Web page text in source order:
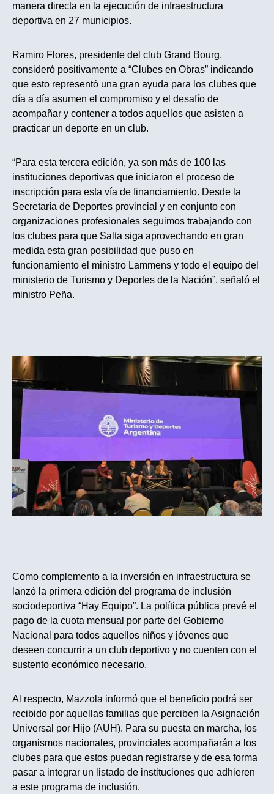
manera directa en la ejecución de infraestructura
deportiva en 27 municipios.
Ramiro Flores, presidente del club Grand Bourg,
consideró positivamente a “Clubes en Obras” indicando
que esto representó una gran ayuda para los clubes que
día a día asumen el compromiso y el desafío de
acompañar y contener a todos aquellos que asisten a
practicar un deporte en un club.
“Para esta tercera edición, ya son más de 100 las
instituciones deportivas que iniciaron el proceso de
inscripción para esta vía de financiamiento. Desde la
Secretaría de Deportes provincial y en conjunto con
organizaciones profesionales seguimos trabajando con
los clubes para que Salta siga aprovechando en gran
medida esta gran posibilidad que puso en
funcionamiento el ministro Lammens y todo el equipo del
ministerio de Turismo y Deportes de la Nación”, señaló el
ministro Peña.
Como complemento a la inversión en infraestructura se
lanzó la primera edición del programa de inclusión
sociodeportiva “Hay Equipo”. La política pública prevé el
pago de la cuota mensual por parte del Gobierno
Nacional para todos aquellos niños y jóvenes que
deseen concurrir a un club deportivo y no cuenten con el
sustento económico necesario.
Al respecto, Mazzola informó que el beneficio podrá ser
recibido por aquellas familias que perciben la Asignación
Universal por Hijo (AUH). Para su puesta en marcha, los
organismos nacionales, provinciales acompañarán a los
clubes para que estos puedan registrarse y de esa forma
pasar a integrar un listado de instituciones que adhieren
a este programa de inclusión.